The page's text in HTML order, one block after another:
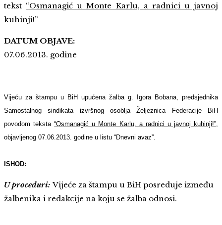
tekst “Osmanagić u Monte Karlu, a radnici u javnoj
kuhinji!”
DATUM OBJAVE:
07.06.2013. godine
Vijeću za štampu u BiH upućena žalba g. Igora Bobana, predsjednika
Samostalnog sindikata izvršnog osoblja Željeznica Federacije BiH
povodom teksta“Osmanagić u Monte Karlu, a radnici u javnoj kuhinji!”,
objavljenog 07.06.2013. godine u listu “Dnevni avaz”.
ISHOD:
U proceduri: Vijeće za štampu u BiH posreduje između
žalbenika i redakcije na koju se žalba odnosi.